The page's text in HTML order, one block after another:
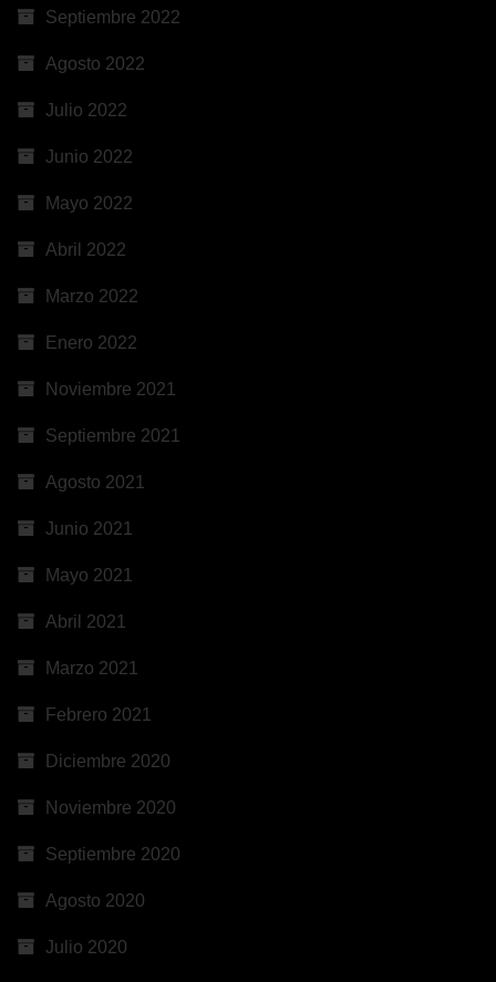
Septiembre 2022
Agosto 2022
Julio 2022
Junio 2022
Mayo 2022
Abril 2022
Marzo 2022
Enero 2022
Noviembre 2021
Septiembre 2021
Agosto 2021
Junio 2021
Mayo 2021
Abril 2021
Marzo 2021
Febrero 2021
Diciembre 2020
Noviembre 2020
Septiembre 2020
Agosto 2020
Julio 2020